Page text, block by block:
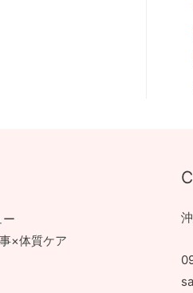
×体質ケア